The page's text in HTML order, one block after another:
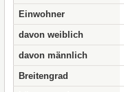
Einwohner
davon weiblich
davon männlich
Breitengrad